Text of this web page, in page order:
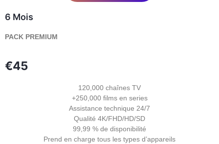
6 Mois
PACK PREMIUM
€45
120,000 chaînes TV
+250,000 films en series
Assistance technique 24/7
Qualité 4K/FHD/HD/SD
99,99 % de disponibilité
Prend en charge tous les types d’appareils